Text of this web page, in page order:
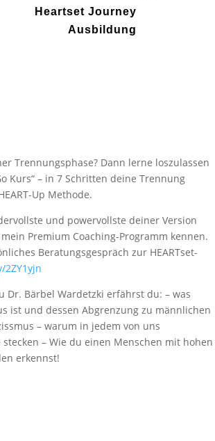
Heartset Journey
Ausbildung
Trennungsphase? Dann lerne loszulassen
Kurs“ – in 7 Schritten deine Trennung
Up Methode.
und powervollste deiner Version
Premium Coaching-Programm kennen.
Beratungsgespräch zur HEARTset-
Dr. Bärbel Wardetzki erfährst du: – was
ist und dessen Abgrenzung zu männlichen
– warum in jedem von uns
– Wie du einen Menschen mit hohen
erkennst!